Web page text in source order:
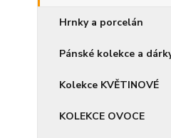
Hrnky a porcelán
Pánské kolekce a
Kolekce KVĚTINOVÉ
KOLEKCE OVOCE